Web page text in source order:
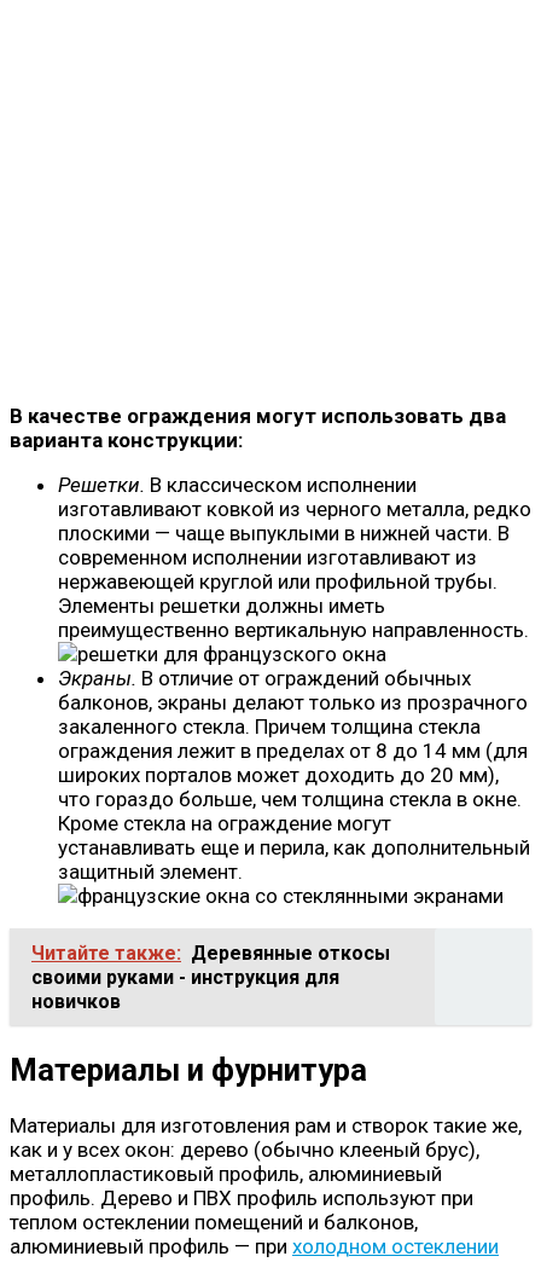
В качестве ограждения могут использовать два
варианта конструкции:
Решетки. В классическом исполнении
изготавливают ковкой из черного металла, редко
плоскими — чаще выпуклыми в нижней части. В
современном исполнении изготавливают из
нержавеющей круглой или профильной трубы.
Элементы решетки должны иметь
преимущественно вертикальную направленность.
Экраны. В отличие от ограждений обычных
балконов, экраны делают только из прозрачного
закаленного стекла. Причем толщина стекла
ограждения лежит в пределах от 8 до 14 мм (для
широких порталов может доходить до 20 мм),
что гораздо больше, чем толщина стекла в окне.
Кроме стекла на ограждение могут
устанавливать еще и перила, как дополнительный
защитный элемент.
Читайте также: Деревянные откосы
своими руками - инструкция для
новичков
Материалы и фурнитура
Материалы для изготовления рам и створок такие же,
как и у всех окон: дерево (обычно клееный брус),
металлопластиковый профиль, алюминиевый
профиль. Дерево и ПВХ профиль используют при
теплом остеклении помещений и балконов,
алюминиевый профиль — при холодном остеклении